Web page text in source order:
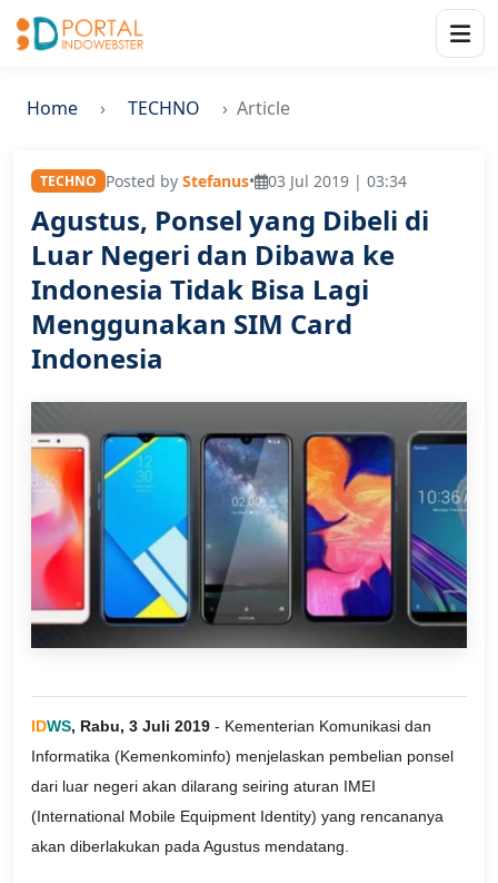
Home TECHNO Article
TECHNO Posted by Stefanus• 03 Jul 2019 | 03:34
Agustus, Ponsel yang Dibeli di
Luar Negeri dan Dibawa ke
Indonesia Tidak Bisa Lagi
Menggunakan SIM Card
Indonesia
IDWS, Rabu, 3 Juli 2019 - Kementerian Komunikasi dan
Informatika (Kemenkominfo) menjelaskan pembelian ponsel
dari luar negeri akan dilarang seiring aturan IMEI
(International Mobile Equipment Identity) yang rencananya
akan diberlakukan pada Agustus mendatang.